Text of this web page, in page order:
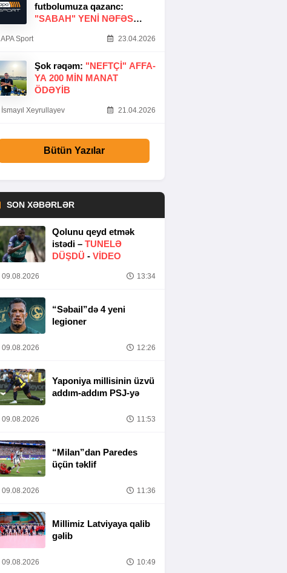
futbolumuza qazanc:
"SABAH" YENI NƏFƏS
APA Sport 23.04.2026
Şok rəqəm: "NEFTÇI" AFFA-
YA 200 MIN MANAT
ÖDƏYIB
İsmayıl Xeyrullayev 21.04.2026
Bütün Yazılar
SON XƏBƏRLƏR
Qolunu qeyd etmək
istədi – TUNELƏ
DÜŞDÜ - VİDEO
09.08.2026 13:34
“Səbail”də 4 yeni
legioner
09.08.2026 12:26
Yaponiya millisinin üzvü
addım-addım PSJ-yə
09.08.2026 11:53
“Milan”dan Paredes
üçün təklif
09.08.2026 11:36
Millimiz Latviyaya qalib
gəlib
09.08.2026 10:49